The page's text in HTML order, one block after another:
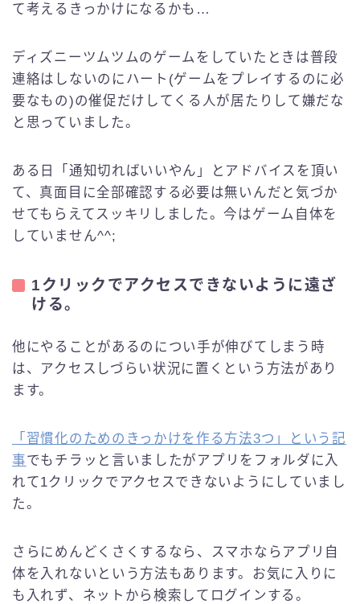
て考えるきっかけになるかも…
ディズニーツムツムのゲームをしていたときは普段
連絡はしないのにハート(ゲームをプレイするのに必
要なもの)の催促だけしてくる人が居たりして嫌だな
と思っていました。
ある日「通知切ればいいやん」とアドバイスを頂い
て、真面目に全部確認する必要は無いんだと気づか
せてもらえてスッキリしました。今はゲーム自体を
していません^^;
1クリックでアクセスできないように遠ざ
ける。
他にやることがあるのについ手が伸びてしまう時
は、アクセスしづらい状況に置くという方法があり
ます。
「習慣化のためのきっかけを作る方法3つ」という記
事でもチラッと言いましたがアプリをフォルダに入
れて1クリックでアクセスできないようにしていまし
た。
さらにめんどくさくするなら、スマホならアプリ自
体を入れないという方法もあります。お気に入りに
も入れず、ネットから検索してログインする。